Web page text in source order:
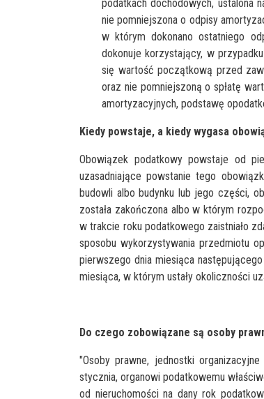
podatkach dochodowych, ustalona
nie pomniejszona o odpisy
w którym dokonano ostatniego
dokonuje korzystający, w
się wartość początkową przed
oraz nie pomniejszoną o spłatę
amortyzacyjnych, podstawę
Kiedy powstaje, a kiedy wygasa
Obowiązek podatkowy powstaje od
uzasadniające powstanie tego
budowli albo budynku lub jego części,
została zakończona albo w którym
w trakcie roku podatkowego zaistniało
sposobu wykorzystywania przedmiotu
pierwszego dnia miesiąca
miesiąca, w którym ustały okoliczności
Do czego zobowiązane są osoby
"Osoby prawne, jednostki
stycznia, organowi podatkowemu
od nieruchomości na dany rok